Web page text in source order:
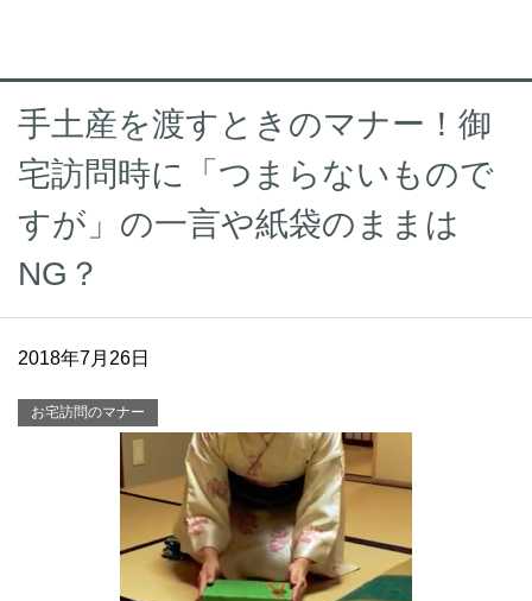
手土産を渡すときのマナー！御
宅訪問時に「つまらないもので
すが」の一言や紙袋のままは
NG？
2018年7月26日
お宅訪問のマナー